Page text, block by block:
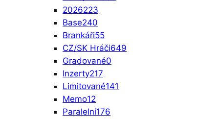
2026223
Base240
Brankáři55
CZ/SK Hráči649
Gradované0
Inzerty217
Limitované141
Memo12
Paralelní176